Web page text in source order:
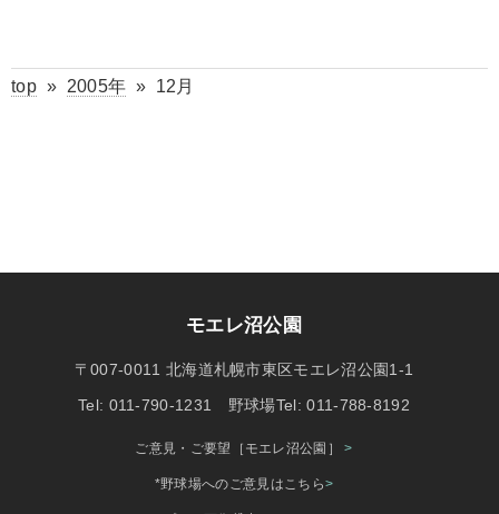
top» 2005年 » 12月
モエレ沼公園
〒007-0011 北海道札幌市東区モエレ沼公園1-1
Tel: 011-790-1231 野球場Tel: 011-788-8192
ご意見・ご要望［モエレ沼公園］>
*野球場へのご意見はこちら>